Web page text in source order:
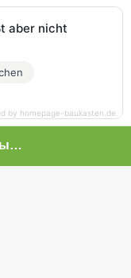
Многолетние тайные пытки граждан
aber nicht
by homepage-baukasten.de